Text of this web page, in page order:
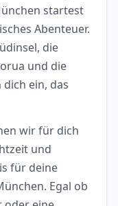
startest
Abenteuer.
die
und die
dich ein, das
wir für dich
und
für deine
Egal ob